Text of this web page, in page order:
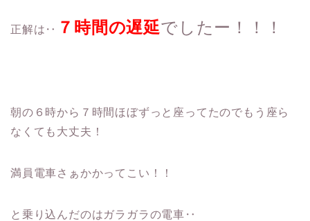
正解は‥ ７時間の遅延でしたー！！！
朝の６時から７時間ほぼずっと座ってたのでもう座ら
なくても大丈夫！
満員電車さぁかかってこい！！
と乗り込んだのはガラガラの電車‥世界一周の旅